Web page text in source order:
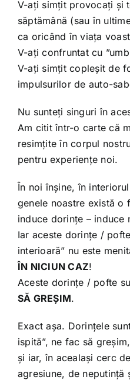
Iubim
V-ați simțit provocați și
săptămână (sau în
ca oricând în viața
V-ați confruntat cu
V-ați simțit copleșit de
impulsurilor de auto-
Nu sunteți singuri în
Am citit într-o carte că
resimțite în corpul
pentru experiențe noi.
În noi înșine, în
genele noastre există o
induce dorințe – induce
Iar aceste dorințe /
interioară” nu este
ÎN NICIUN CAZ!
Aceste dorințe / pofte
SĂ GREȘIM.
Exact așa. Dorințele
ispită”, ne fac să
și iar, în acealași cerc
agresiune, de neputință